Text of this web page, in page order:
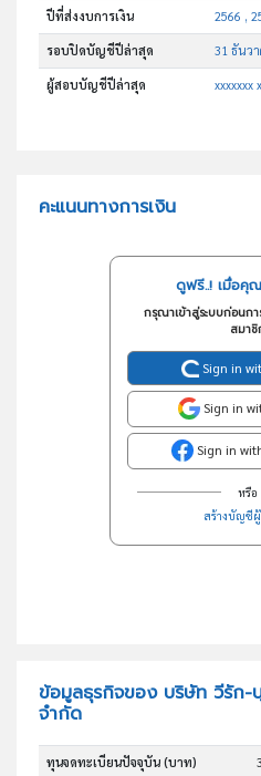
ปีที่ส่งงบการเงิน 2566 ,
รอบปิดบัญชีปีล่าสุด 31 ธันว
ผู้สอบบัญชีปีล่าสุด xxxxxxx
คะแนนทางการเงิน
ดูฟรี..! เมื่อคุณ
กรุณาเข้าสู่ระบบก่อนก
สมาชิ
Sign in
Sign in
Sign in
หรือ
สร้างบัญชีผู้
ข้อมูลธุรกิจของ บริษัท วีรัก
จำกัด
ทุนจดทะเบียนปัจจุบัน (บาท)